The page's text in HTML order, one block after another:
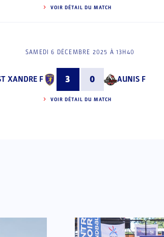
VOIR DÉTAIL DU MATCH
SAMEDI 6 DÉCEMBRE 2025 À 13H40
XANDRE F 3 0 AUNIS F
VOIR DÉTAIL DU MATCH